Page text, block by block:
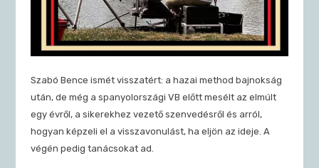
Szabó Bence ismét visszatért: a hazai method bajnokság
után, de még a spanyolországi VB előtt mesélt az elmúlt
egy évről, a sikerekhez vezető szenvedésről és arról,
hogyan képzeli el a visszavonulást, ha eljön az ideje. A
végén pedig tanácsokat ad.